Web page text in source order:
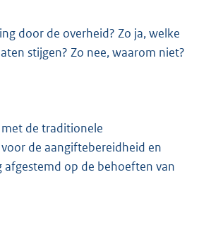
door de overheid? Zo ja, welke
stijgen? Zo nee, waarom niet?
de traditionele
de aangiftebereidheid en
op de behoeften van